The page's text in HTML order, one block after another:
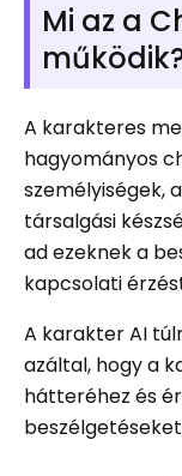
Mi az a
A karakteres
hagyományos
személyiségek,
társalgási
ad ezeknek a
kapcsolati
A karakter AI
azáltal, hogy a
hátteréhez és